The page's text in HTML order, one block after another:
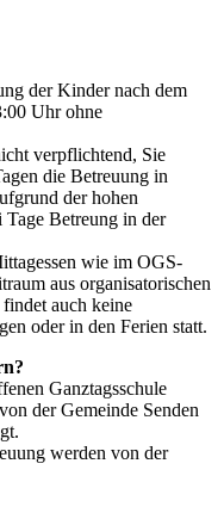
der Kinder nach dem
Uhr ohne
verpflichtend, Sie
die Betreuung in
der hohen
Tage Betreung in der
wie im OGS-
aus organisatorischen
auch keine
oder in den Ferien statt.
Ganztagsschule
der Gemeinde Senden
werden von der